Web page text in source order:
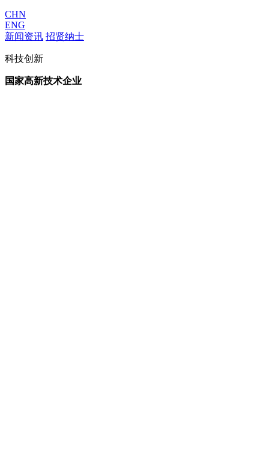
CHN
ENG
新闻资讯 招贤纳士
科技创新
国家高新技术企业